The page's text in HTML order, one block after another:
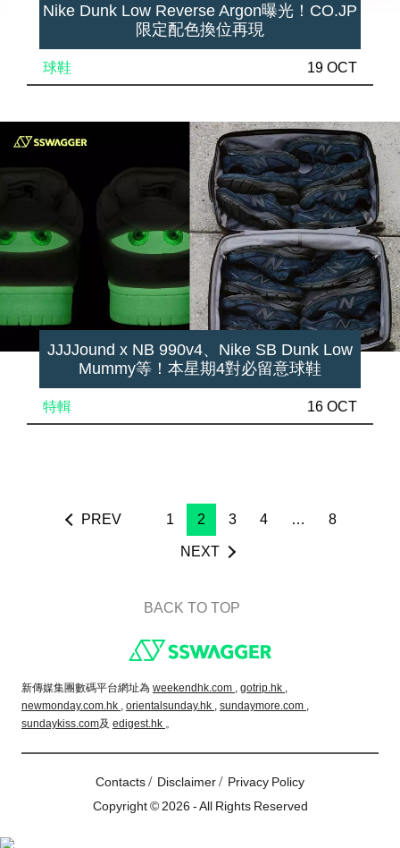
Nike Dunk Low Reverse Argon曝光！CO.JP
限定配色換位再現
球鞋 19 OCT
JJJJound x NB 990v4、Nike SB Dunk Low
Mummy等！本星期4對必留意球鞋
特輯 16 OCT
PREV 1 2 3 4 … 8
NEXT
BACK TO TOP
新傳媒集團數碼平台網址為 weekendhk.com , gotrip.hk ,
newmonday.com.hk , orientalsunday.hk , sundaymore.com ,
sundaykiss.com及 edigest.hk 。
Contacts/ Disclaimer/ Privacy Policy
Copyright © 2026 - All Rights Reserved